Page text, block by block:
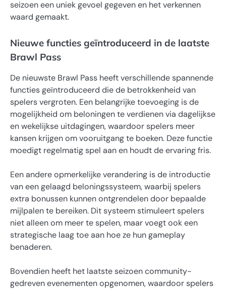
seizoen een uniek gevoel gegeven en het verkennen
waard gemaakt.
Nieuwe functies geïntroduceerd in de laatste
Brawl Pass
De nieuwste Brawl Pass heeft verschillende spannende
functies geïntroduceerd die de betrokkenheid van
spelers vergroten. Een belangrijke toevoeging is de
mogelijkheid om beloningen te verdienen via dagelijkse
en wekelijkse uitdagingen, waardoor spelers meer
kansen krijgen om vooruitgang te boeken. Deze functie
moedigt regelmatig spel aan en houdt de ervaring fris.
Een andere opmerkelijke verandering is de introductie
van een gelaagd beloningssysteem, waarbij spelers
extra bonussen kunnen ontgrendelen door bepaalde
mijlpalen te bereiken. Dit systeem stimuleert spelers
niet alleen om meer te spelen, maar voegt ook een
strategische laag toe aan hoe ze hun gameplay
benaderen.
Bovendien heeft het laatste seizoen community-
gedreven evenementen opgenomen, waardoor spelers